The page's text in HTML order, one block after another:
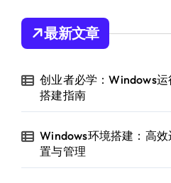
最新文章
创业者必学：Windows运
搭建指南
Windows环境搭建：高
置与管理